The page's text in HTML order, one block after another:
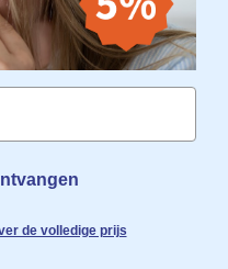
de volledige prijs